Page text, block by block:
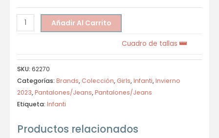
Añadir Al Carrito
Cuadro de tallas
SKU: 62270
Categorías: Brands, Colección, Girls,Infanti,Invierno
2023,Pantalones/Jeans,Pantalones/Jeans
Etiqueta: Infanti
Productos relacionados